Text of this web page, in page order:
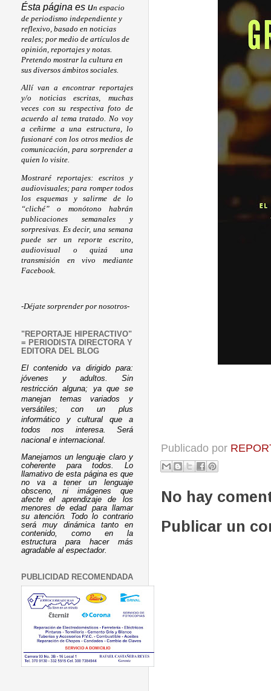
Publicado por
No hay
Publicar un
Ésta página es un espacio
de periodismo independiente y
reflexivo, basado en noticias
reales; por medio de artículos de
opinión, reportajes y notas.
Pretendo mostrar la cultura en
sus diversos ámbitos sociales.
Allí van a encontrar reportajes
y/o noticias escritas, muchas
veces con su respectiva foto de
acuerdo al tema tratado. No voy
a ceñirme a una estructura, lo
fusionaré con los otros medios de
comunicación, para sorprender a
quien lo visite.
Mostraré reportajes: escritos y
audiovisuales; para romper todos
los esquemas y salirme de lo
“cliché” o monótono habrán
publicaciones semanales y
sorpresivas. Es decir, una semana
puede ser un reporte escrito,
audiovisual o quizá una
transmisión en vivo mediante
Facebook.
-Déjate sorprender por nosotros-
"REPORTAJE HIPERACTIVO"
= PERIODISTA DIRECTORA Y
EDITORA DEL BLOG
El contenido va dirigido para:
jóvenes y adultos. Sin
restricción alguna; ya que se
manejan temas variados y
versátiles; con un plus
informático y cultural que a
todos nos interesa. Será
nacional e internacional.
Manejamos un lenguaje claro y
coherente para todos. Lo
llamativo de esta página es que
no va a tener un lenguaje
obsceno, ni imágenes que
afecte el aprendizaje de los
menores de edad para llamar
su atención. Todo lo contrario
será muy dinámica tanto en
contenido, como en la
estructura para hacer más
agradable al espectador.
PUBLICIDAD RECOMENDADA